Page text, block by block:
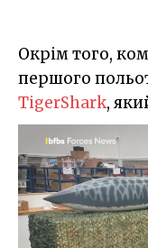
Окрім того,
першого
TigerShark,